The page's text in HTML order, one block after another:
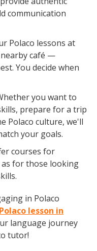
communication
Polaco lessons at
café —
You decide when
you want to
prepare for a trip
Polaco culture, we'll
your goals.
courses for
for those looking
in Polaco
lesson in
language journey
tutor!